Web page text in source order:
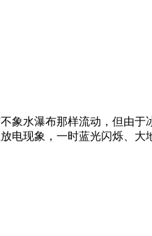
象水瀑布那样流动，但由
电现象，一时蓝光闪烁、大